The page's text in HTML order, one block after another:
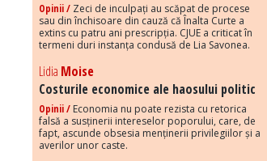
Opinii / Zeci de inculpați au scăpat de procese
sau din închisoare din cauză că Înalta Curte a
extins cu patru ani prescripția. CJUE a criticat în
termeni duri instanța condusă de Lia Savonea.
Lidia Moise
Costurile economice ale haosului politic
Opinii / Economia nu poate rezista cu retorica
falsă a susținerii intereselor poporului, care, de
fapt, ascunde obsesia menținerii privilegiilor și a
averilor unor caste.